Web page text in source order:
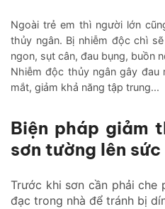
Ngoài trẻ em thì người lớn
thủy ngân. Bị nhiễm độc chì
ngon, sụt cân, đau bụng, buồn
Nhiễm độc thủy ngân gây
mắt, giảm khả năng tập trung...
Biện pháp giảm
sơn tường lên
Trước khi sơn cần phải che
đạc trong nhà để tránh bị